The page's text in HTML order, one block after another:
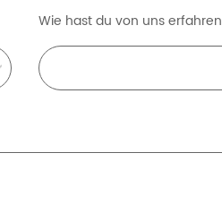
Wie hast du von uns erfahren